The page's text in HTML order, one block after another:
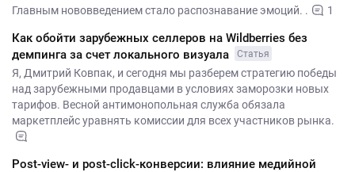
Главным нововведением стало распознавание эмоций. . 1
Как обойти зарубежных селлеров на Wildberries без
демпинга за счет локального визуала
Статья
Я, Дмитрий Ковпак, и сегодня мы разберем стратегию победы
над зарубежными продавцами в условиях заморозки новых
тарифов. Весной антимонопольная служба обязала
маркетплейс уравнять комиссии для всех участников рынка.
Post-view- и post-click-конверсии: влияние медийной